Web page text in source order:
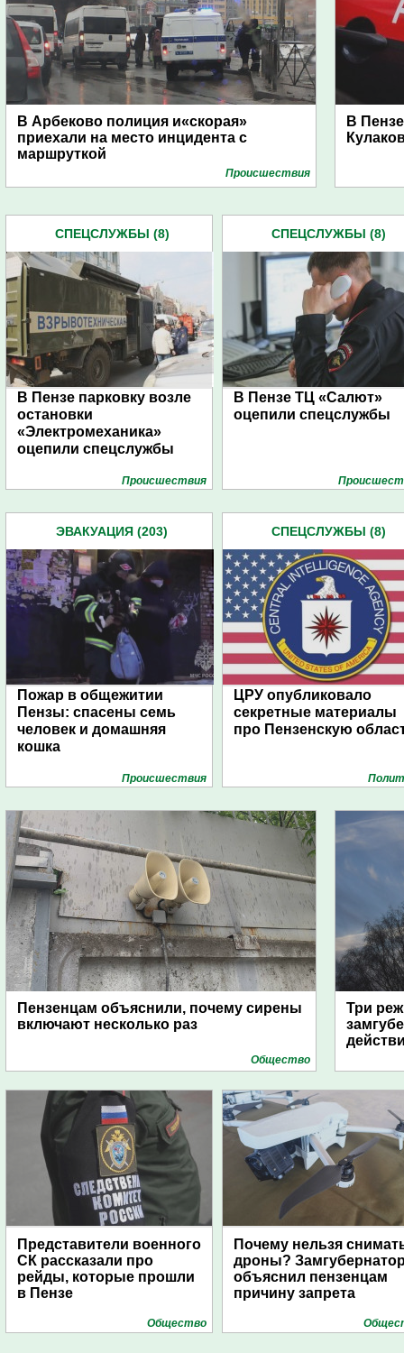
В Арбеково полиция и«скорая»
приехали на место инцидента с
маршруткой
Проиcшествия
В
СПЕЦСЛУЖБЫ (8)
В Пензе парковку возле
остановки
«Электромеханика»
оцепили спецслужбы
Проиcшествия
СПЕЦСЛУЖБЫ (8)
В Пензе ТЦ «Салют»
оцепили спецслужбы
ЭВАКУАЦИЯ (203)
Пожар в общежитии
Пензы: спасены семь
человек и домашняя
кошка
Проиcшествия
СПЕЦСЛУЖБЫ (8)
ЦРУ опубликовало
секретные материалы
про Пензенскую
Пензенцам объяснили, почему сирены
включают несколько раз
Общество
Три
Представители военного
СК рассказали про
рейды, которые прошли
в Пензе
Общество
Почему нельзя
дроны?
объяснил пензенцам
причину запрета